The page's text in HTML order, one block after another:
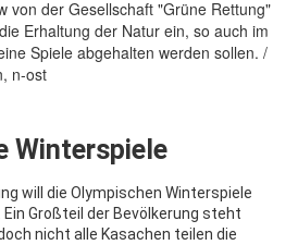
Winterspiele
will die Olympischen Winterspiele
Großteil der Bevölkerung steht
nicht alle Kasachen teilen die